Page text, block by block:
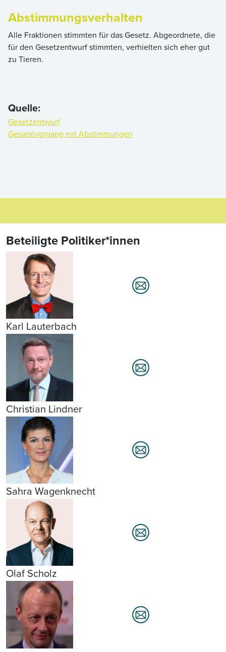
Abstimmungsverhalten
Alle Fraktionen stimmten für das Gesetz. Abgeordnete, die
für den Gesetzentwurf stimmten, verhielten sich eher gut
zu Tieren.
Quelle:
Gesetzentwurf
Gesamtvorgang mit Abstimmungen
Beteiligte Politiker*innen
Karl Lauterbach
Christian Lindner
Sahra Wagenknecht
Olaf Scholz